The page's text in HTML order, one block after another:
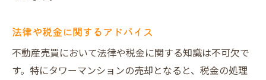
法律や税金に関するアドバイス
不動産売買において法律や税金に関する知識は不可欠で
す。特にタワーマンションの売却となると、税金の処理